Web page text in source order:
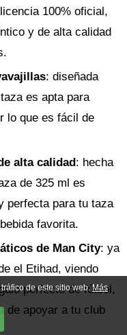
100% oficial,
y de alta calidad
: diseñada
es apta para
lo que es fácil de
alta calidad: hecha
de 325 ml es
perfecta para tu taza
favorita.
de Man City: ya
el Etihad, viendo
perfecto de fútbol,
de apoyar a tu club
de este sitio web.Más